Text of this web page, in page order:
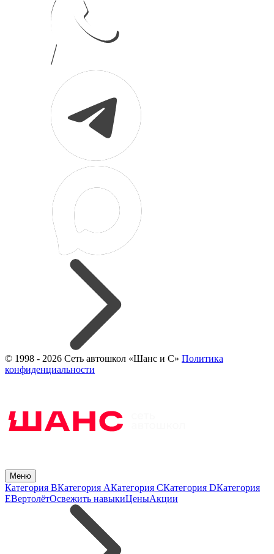
© 1998 - 2026 Сеть автошкол «Шанс и С» Политика
конфиденциальности
Меню
Категория BКатегория AКатегория CКатегория DКатегория
EВертолётОсвежить навыкиЦеныАкции